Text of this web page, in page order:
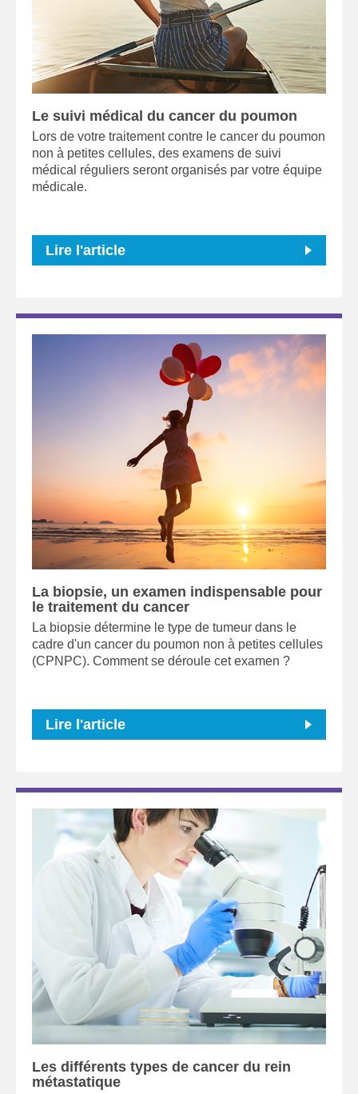
Le suivi médical du cancer du poumon
Lors de votre traitement contre le cancer du poumon
non à petites cellules, des examens de suivi
médical réguliers seront organisés par votre équipe
médicale.
Lire l'article
La biopsie, un examen indispensable pour
le traitement du cancer
La biopsie détermine le type de tumeur dans le
cadre d'un cancer du poumon non à petites cellules
(CPNPC). Comment se déroule cet examen ?
Lire l'article
Les différents types de cancer du rein
métastatique